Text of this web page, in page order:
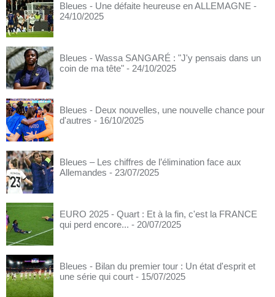
Bleues - Une défaite heureuse en ALLEMAGNE -
24/10/2025
Bleues - Wassa SANGARÉ : "J'y pensais dans un
coin de ma tête" - 24/10/2025
Bleues - Deux nouvelles, une nouvelle chance pour
d'autres - 16/10/2025
Bleues – Les chiffres de l’élimination face aux
Allemandes - 23/07/2025
EURO 2025 - Quart : Et à la fin, c'est la FRANCE
qui perd encore... - 20/07/2025
Bleues - Bilan du premier tour : Un état d'esprit et
une série qui court - 15/07/2025